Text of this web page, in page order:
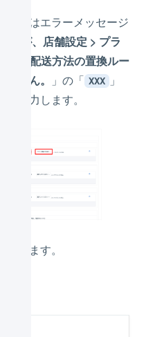
」にはエラーメッセージ
」が、店舗設定 > プラ
定 > 配送方法の置換ルー
ません。
」の「 XXX 」
を入力します。
押します。